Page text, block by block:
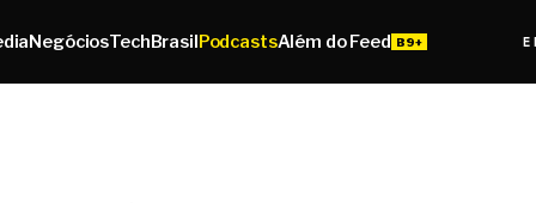
NegóciosTechBrasilPodcastsAlém do Feed